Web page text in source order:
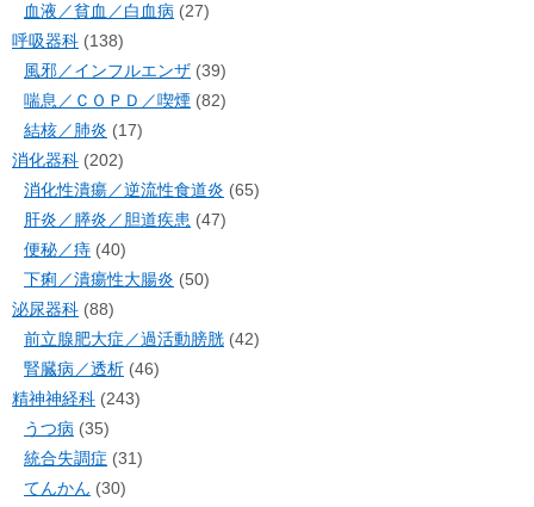
血液／貧血／白血病 (27)
呼吸器科 (138)
風邪／インフルエンザ (39)
喘息／ＣＯＰＤ／喫煙 (82)
結核／肺炎 (17)
消化器科 (202)
消化性潰瘍／逆流性食道炎 (65)
肝炎／膵炎／胆道疾患 (47)
便秘／痔 (40)
下痢／潰瘍性大腸炎 (50)
泌尿器科 (88)
前立腺肥大症／過活動膀胱 (42)
腎臓病／透析 (46)
精神神経科 (243)
うつ病 (35)
統合失調症 (31)
てんかん (30)